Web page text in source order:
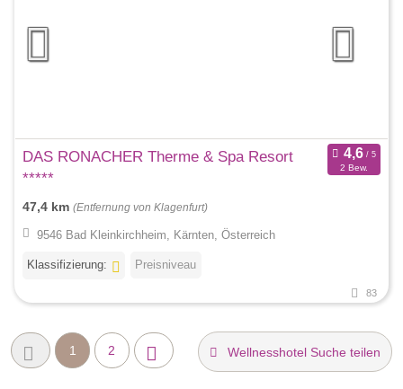
DAS RONACHER Therme & Spa Resort
*****
2 Bew.
47,4 km (Entfernung von Klagenfurt)
9546 Bad Kleinkirchheim, Kärnten, Österreich
Klassifizierung: Preisniveau
83
1 2 Wellnesshotel Suche teilen